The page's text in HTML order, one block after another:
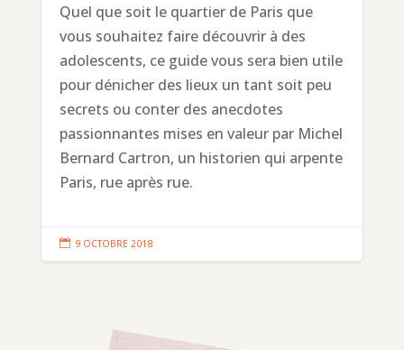
Quel que soit le quartier de Paris que
vous souhaitez faire découvrir à des
adolescents, ce guide vous sera bien utile
pour dénicher des lieux un tant soit peu
secrets ou conter des anecdotes
passionnantes mises en valeur par Michel
Bernard Cartron, un historien qui arpente
Paris, rue après rue.
 9 OCTOBRE 2018